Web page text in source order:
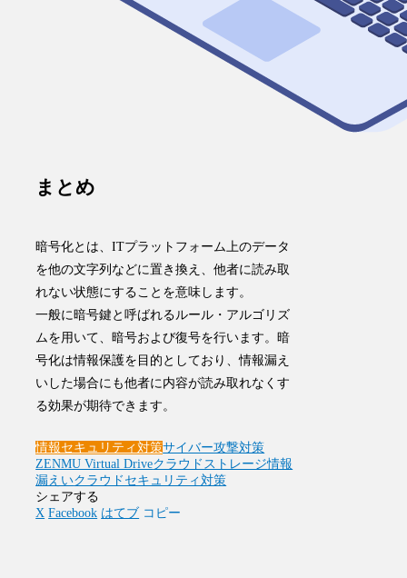
まとめ
暗号化とは、ITプラットフォーム上のデータ
を他の文字列などに置き換え、他者に読み取
れない状態にする ことを意味します。
一般に暗号鍵と呼ばれるルール・アルゴリズ
ムを用いて、暗号および復号を行います。暗
号化は情報保護を目的としており、情報漏え
いした場合にも他者に内容が読み取れなくす
る効果が期待できます。
情報セキュリティ対策サイバー攻撃対策
ZENMU Virtual Driveクラウドストレージ情報
漏えいクラウドセキュリティ対策
シェアする
X Facebook はてブ コピー